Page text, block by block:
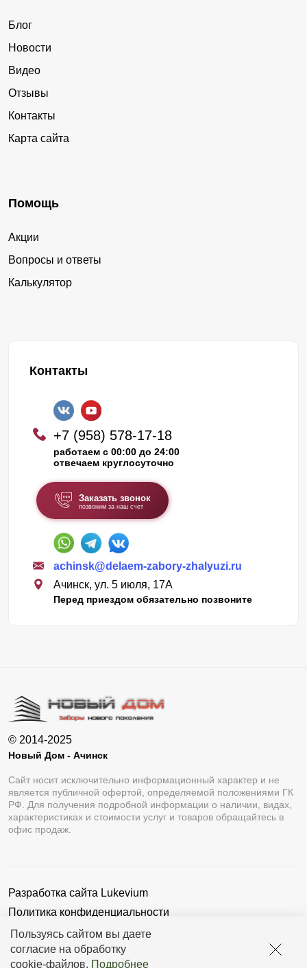
Пользуясь сайтом вы даете
согласие на обработку
cookie-файлов. Подробнее
Блог
Новости
Видео
Отзывы
Контакты
Карта сайта
Помощь
Акции
Вопросы и ответы
Калькулятор
Контакты
+7 (958) 578-17-18
работаем с 00:00 до 24:00
отвечаем круглосуточно
Заказать звонок
позвоним за наш счет
achinsk@delaem-zabory-zhalyuzi.ru
Ачинск, ул. 5 июля, 17А
Перед приездом обязательно позвоните
© 2014-2025
Новый Дом - Ачинск
Сайт носит исключительно информационный характер и не
является публичной офертой, определяемой положениями ГК
РФ. Для получения подробной информации о наличии, видах,
характеристиках и стоимости услуг и товаров обращайтесь в
офис продаж.
Разработка сайта Lukevium
Политика конфиденциальности
Пользовательское соглашение